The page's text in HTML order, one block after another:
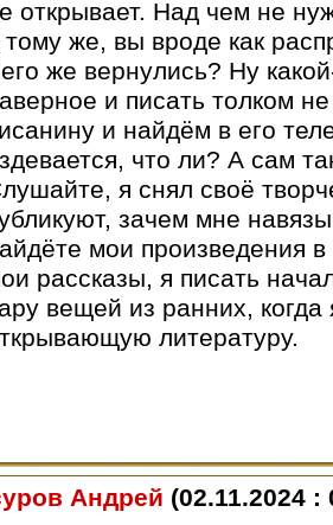
открывает. Над чем не
тому же, вы вроде как
же вернулись? Ну
и писать толком
и найдём в его
что ли? А сам
я снял своё
зачем мне
мои произведения
рассказы, я писать
вещей из ранних,
литературу.
Андрей (02.11.2024 :